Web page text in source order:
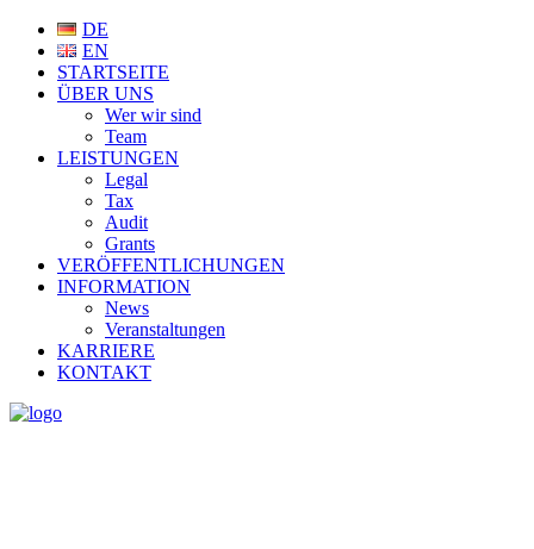
DE
EN
STARTSEITE
ÜBER UNS
Wer wir sind
Team
LEISTUNGEN
Legal
Tax
Audit
Grants
VERÖFFENTLICHUNGEN
INFORMATION
News
Veranstaltungen
KARRIERE
KONTAKT